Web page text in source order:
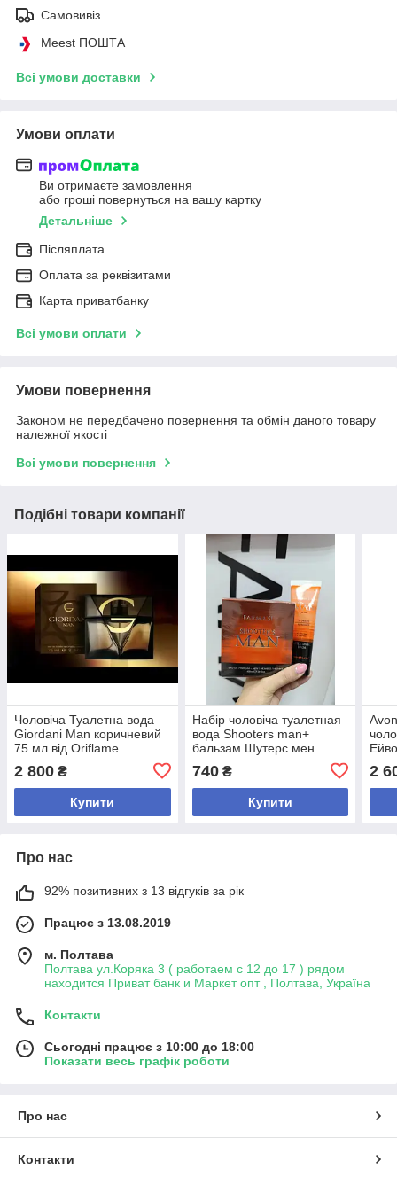
Самовивіз
Meest ПОШТА
Всі умови доставки
Умови оплати
Ви отримаєте замовлення
або гроші повернуться на вашу картку
Детальніше
Післяплата
Оплата за реквізитами
Карта приватбанку
Всі умови оплати
Умови повернення
Законом не передбачено повернення та обмін даного товару
належної якості
Всі умови повернення
Подібні товари компанії
Чоловіча Туалетна вода
Giordani Man коричневий
75 мл від Oriflame
2 800 ₴
Купити
Набір чоловіча туалетная
вода Shooters man+
бальзам Шутерс мен
Фармаси / Farmasi 100 мл
Аналог на ван мильйон
740₴
Купити
2
Про нас
92% позитивних з 13 відгуків за рік
Працює з 13.08.2019
м. Полтава
Полтава ул.Коряка 3 ( работаем с 12 до 17 ) рядом
находится Приват банк и Маркет опт , Полтава, Україна
Контакти
Сьогодні працює з 10:00 до 18:00
Показати весь графік роботи
Про нас
Контакти